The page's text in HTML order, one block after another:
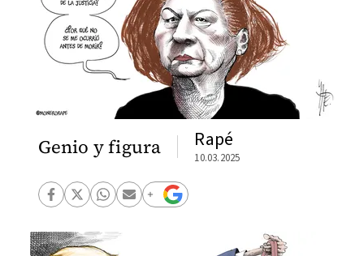
Genio y figura Rapé
10.03.2025